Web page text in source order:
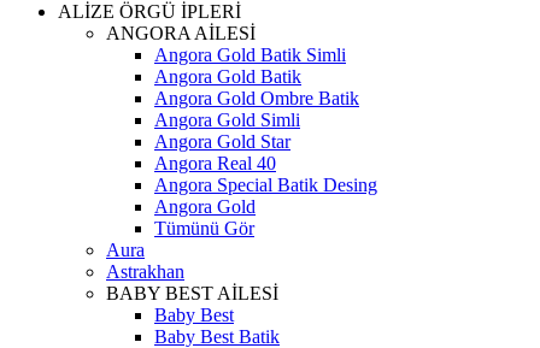
ALİZE ÖRGÜ İPLERİ
ANGORA AİLESİ
Angora Gold Batik Simli
Angora Gold Batik
Angora Gold Ombre Batik
Angora Gold Simli
Angora Gold Star
Angora Real 40
Angora Special Batik Desing
Angora Gold
Tümünü Gör
Aura
Astrakhan
BABY BEST AİLESİ
Baby Best
Baby Best Batik